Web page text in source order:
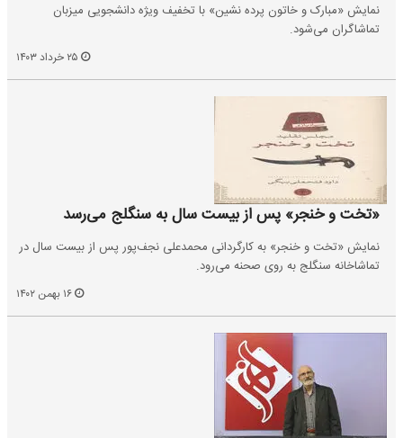
نمایش «مبارک و خاتون پرده نشین» با تخفیف ویژه دانشجویی میزبان
تماشاگران می‌‎شود.
«تخت و خنجر» پس از بیست سال به سنگلج می‌رسد
نمایش «تخت و خنجر» به کارگردانی محمدعلی نجف‌پور پس از بیست سال در
تماشاخانه سنگلج به روی صحنه می‌رود.